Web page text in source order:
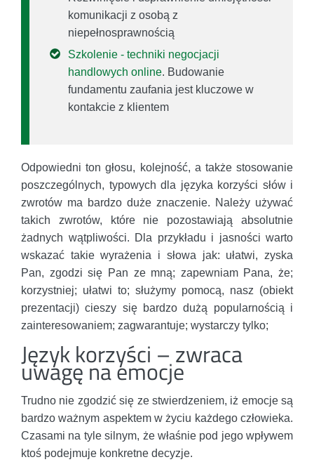
komunikacji z osobą z
niepełnosprawnością
Szkolenie - techniki negocjacji
handlowych online. Budowanie
fundamentu zaufania jest kluczowe w
kontakcie z klientem
Odpowiedni ton głosu, kolejność, a także stosowanie
poszczególnych, typowych dla języka korzyści słów i
zwrotów ma bardzo duże znaczenie. Należy używać
takich zwrotów, które nie pozostawiają absolutnie
żadnych wątpliwości. Dla przykładu i jasności warto
wskazać takie wyrażenia i słowa jak: ułatwi, zyska
Pan, zgodzi się Pan ze mną; zapewniam Pana, że;
korzystniej; ułatwi to; służymy pomocą, nasz (obiekt
prezentacji) cieszy się bardzo dużą popularnością i
zainteresowaniem; zagwarantuje; wystarczy tylko;
Język korzyści – zwraca
uwagę na emocje
Trudno nie zgodzić się ze stwierdzeniem, iż emocje są
bardzo ważnym aspektem w życiu każdego człowieka.
Czasami na tyle silnym, że właśnie pod jego wpływem
ktoś podejmuje konkretne decyzje.